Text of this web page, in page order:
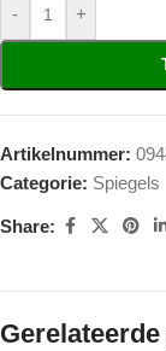
- +
Artikelnummer:
Categorie: Spiegels
Share: